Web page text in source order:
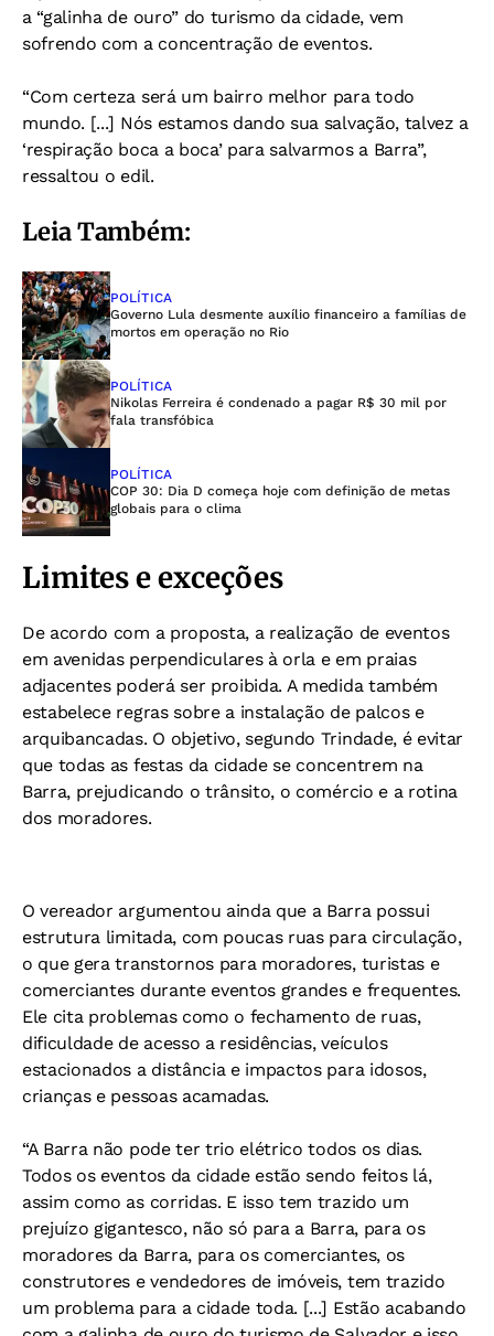
a “galinha de ouro” do turismo da cidade, vem
sofrendo com a concentração de eventos.
“Com certeza será um bairro melhor para todo
mundo. [...] Nós estamos dando sua salvação, talvez a
‘respiração boca a boca’ para salvarmos a Barra”,
ressaltou o edil.
Leia Também:
POLÍTICA
Governo Lula desmente auxílio financeiro a famílias de
mortos em operação no Rio
POLÍTICA
Nikolas Ferreira é condenado a pagar R$ 30 mil por
fala transfóbica
POLÍTICA
COP 30: Dia D começa hoje com definição de metas
globais para o clima
Limites e exceções
De acordo com a proposta, a realização de eventos
em avenidas perpendiculares à orla e em praias
adjacentes poderá ser proibida. A medida também
estabelece regras sobre a instalação de palcos e
arquibancadas. O objetivo, segundo Trindade, é evitar
que todas as festas da cidade se concentrem na
Barra, prejudicando o trânsito, o comércio e a rotina
dos moradores.
O vereador argumentou ainda que a Barra possui
estrutura limitada, com poucas ruas para circulação,
o que gera transtornos para moradores, turistas e
comerciantes durante eventos grandes e frequentes.
Ele cita problemas como o fechamento de ruas,
dificuldade de acesso a residências, veículos
estacionados a distância e impactos para idosos,
crianças e pessoas acamadas.
“A Barra não pode ter trio elétrico todos os dias.
Todos os eventos da cidade estão sendo feitos lá,
assim como as corridas. E isso tem trazido um
prejuízo gigantesco, não só para a Barra, para os
moradores da Barra, para os comerciantes, os
construtores e vendedores de imóveis, tem trazido
um problema para a cidade toda. [...] Estão acabando